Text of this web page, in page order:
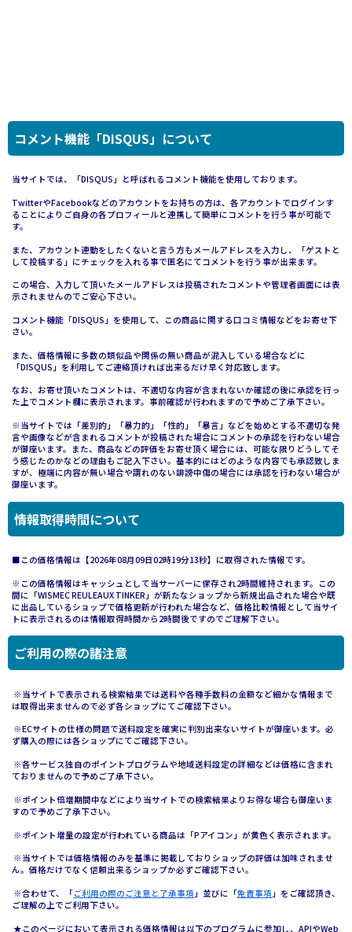
コメント機能「DISQUS」について
当サイトでは、「DISQUS」と呼ばれるコメント機能を使用しております。
TwitterやFacebookなどのアカウントをお持ちの方は、各アカウントでログインす
ることによりご自身の各プロフィールと連携して簡単にコメントを行う事が可能で
す。
また、アカウント連動をしたくないと言う方もメールアドレスを入力し、「ゲストと
して投稿する」にチェックを入れる事で匿名にてコメントを行う事が出来ます。
この場合、入力して頂いたメールアドレスは投稿されたコメントや管理者画面には表
示されませんのでご安心下さい。
コメント機能「DISQUS」を使用して、この商品に関する口コミ情報などをお寄せ下
さい。
また、価格情報に多数の類似品や関係の無い商品が混入している場合などに
「DISQUS」を利用してご連絡頂ければ出来るだけ早く対応致します。
なお、お寄せ頂いたコメントは、不適切な内容が含まれないか確認の後に承認を行っ
た上でコメント欄に表示されます。事前確認が行われますので予めご了承下さい。
※当サイトでは「差別的」「暴力的」「性的」「暴言」などを始めとする不適切な発
言や画像などが含まれるコメントが投稿された場合にコメントの承認を行わない場合
が御座います。また、商品などの評価をお寄せ頂く場合には、可能な限りどうしてそ
う感じたのかなどの理由もご記入下さい。基本的にはどのような内容でも承認致しま
すが、極端に内容が無い場合や謂れのない誹謗中傷の場合には承認を行わない場合が
御座います。
情報取得時間について
■この価格情報は【2026年08月09日02時19分13秒】に取得された情報です。
※この価格情報はキャッシュとして当サーバーに保存され2時間維持されます。この
間に「WISMEC REULEAUX TINKER」が新たなショップから新規出品された場合や既
に出品しているショップで価格更新が行われた場合など、価格比較情報として当サイ
トに表示されるのは情報取得時間から2時間後ですのでご理解下さい。
ご利用の際の諸注意
※当サイトで表示される検索結果では送料や各種手数料の金額など細かな情報まで
は取得出来ませんので必ず各ショップにてご確認下さい。
※ECサイトの仕様の問題で送料設定を確実に判別出来ないサイトが御座います。必
ず購入の際には各ショップにてご確認下さい。
※各サービス独自のポイントプログラムや地域送料設定の詳細などは価格に含まれ
ておりませんので予めご了承下さい。
※ポイント倍増期間中などにより当サイトでの検索結果よりお得な場合も御座いま
すので予めご了承下さい。
※ポイント増量の設定が行われている商品は「Pアイコン」が黄色く表示されます。
※当サイトでは価格情報のみを基準に掲載しておりショップの評価は加味されませ
ん。価格だけでなく信頼出来るショップか必ずご確認下さい。
※合わせて、「ご利用の際のご注意と了承事項 」並びに「免責事項 」をご確認頂き、
ご理解の上でご利用下さい。
★このページにおいて表示される価格情報は以下のプログラムに参加し、APIやWeb